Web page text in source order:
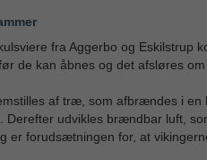
fra Aggerbo og Eskilstrup
de kan åbnes og det afsløres
af træ, som afbrændes i en
Derefter udvikles brændbar luft,
er forudsætningen for, at